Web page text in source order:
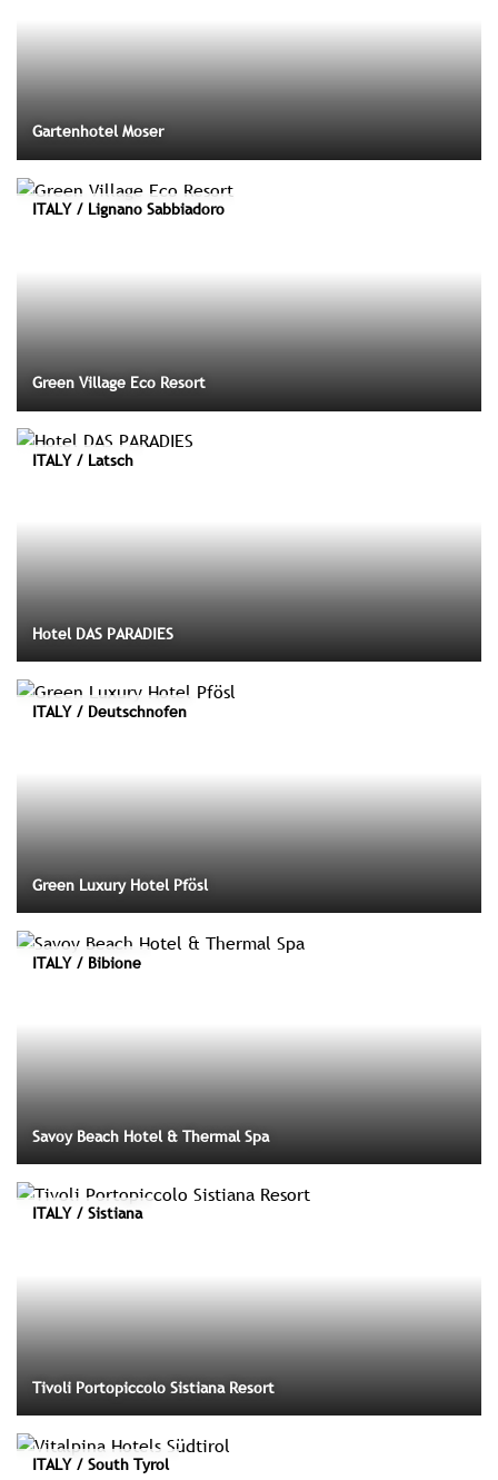
Gartenhotel Moser
ITALY / Lignano Sabbiadoro
Green Village Eco Resort
ITALY / Latsch
Hotel DAS PARADIES
ITALY / Deutschnofen
Green Luxury Hotel Pfösl
ITALY / Bibione
Savoy Beach Hotel & Thermal Spa
ITALY / Sistiana
Tivoli Portopiccolo Sistiana Resort
ITALY / South Tyrol